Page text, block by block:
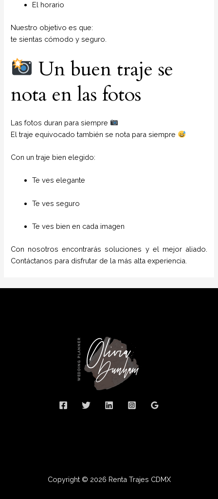
El horario
Nuestro objetivo es que:
te sientas cómodo y seguro.
Un buen traje se
nota en las fotos
Las fotos duran para siempre
El traje equivocado también se nota para siempre
Con un traje bien elegido:
Te ves elegante
Te ves seguro
Te ves bien en cada imagen
Con nosotros encontrarás soluciones y el mejor aliado.
Contáctanos para disfrutar de la más alta experiencia.
Copyright © 2026 Renta Trajes CDMX